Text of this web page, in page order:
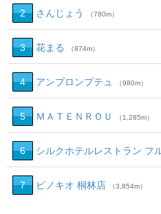
2 さんじょう （780m）
3 花まる （874m）
4 アンプロンプテュ （980m）
5 ＭＡＴＥＮＲＯＵ （1,285m）
6 シルクホテルレストラン フ
7 ピノキオ 桐林店 （3,854m）